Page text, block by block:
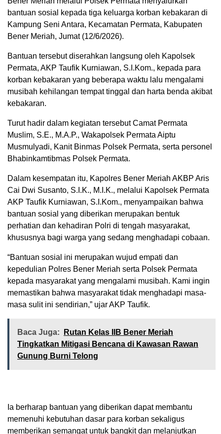
bantuan sosial kepada tiga keluarga korban kebakaran di
Kampung Seni Antara, Kecamatan Permata, Kabupaten
Bener Meriah, Jumat (12/6/2026).
Bantuan tersebut diserahkan langsung oleh Kapolsek
Permata, AKP Taufik Kurniawan, S.I.Kom., kepada para
korban kebakaran yang beberapa waktu lalu mengalami
musibah kehilangan tempat tinggal dan harta benda akibat
kebakaran.
Turut hadir dalam kegiatan tersebut Camat Permata
Muslim, S.E., M.A.P., Wakapolsek Permata Aiptu
Musmulyadi, Kanit Binmas Polsek Permata, serta personel
Bhabinkamtibmas Polsek Permata.
Dalam kesempatan itu, Kapolres Bener Meriah AKBP Aris
Cai Dwi Susanto, S.I.K., M.I.K., melalui Kapolsek Permata
AKP Taufik Kurniawan, S.I.Kom., menyampaikan bahwa
bantuan sosial yang diberikan merupakan bentuk
perhatian dan kehadiran Polri di tengah masyarakat,
khususnya bagi warga yang sedang menghadapi cobaan.
“Bantuan sosial ini merupakan wujud empati dan
kepedulian Polres Bener Meriah serta Polsek Permata
kepada masyarakat yang mengalami musibah. Kami ingin
memastikan bahwa masyarakat tidak menghadapi masa-
masa sulit ini sendirian,” ujar AKP Taufik.
Baca Juga:
Rutan Kelas IIB Bener Meriah
Tingkatkan Mitigasi Bencana di Kawasan Rawan
Gunung Burni Telong
Ia berharap bantuan yang diberikan dapat membantu
memenuhi kebutuhan dasar para korban sekaligus
memberikan semangat untuk bangkit dan melanjutkan